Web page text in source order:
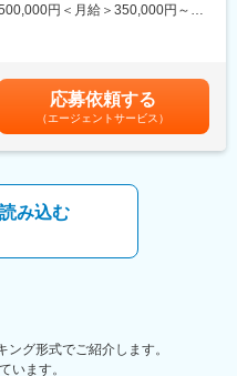
らに強化していきます。
経済の中心として、常にゆるぎ
た伝統ある銀行です。
2030」
・地域と対話を重ね、知恵を出
力を尽くすことで、“地域のみん
走していくことで、“地域のみん
したウェルピーイングな社会を
円＜月給＞350,000円～
上下する可能性があります。月
です。
応募依頼する
（エージェントサービス）
み込む
グ形式でご紹介します。
います。